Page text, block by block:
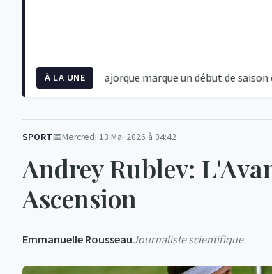
À LA UNE
du PSG à Majorque marque un début de saison
SPORT Mercredi 13 Mai 2026 à 04:42
Andrey Rublev:
Ascension
Emmanuelle RousseauJournaliste scientifique